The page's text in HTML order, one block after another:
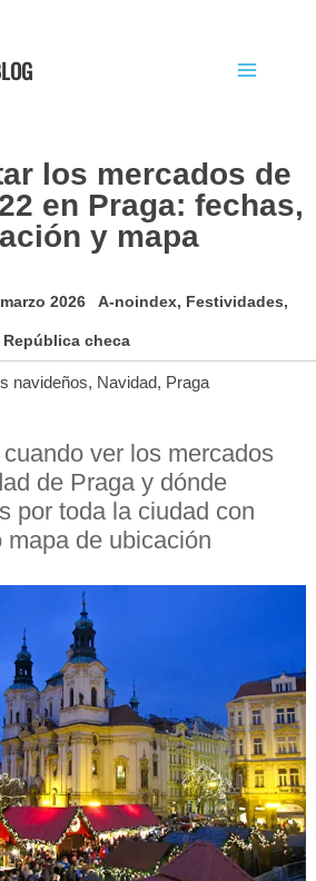
los mercados de
en Praga: fechas,
y mapa
2026 A-noindex, Festividades,
República checa
navideños, Navidad, Praga
ver los mercados
de Praga y dónde
por toda la ciudad con
mapa de ubicación